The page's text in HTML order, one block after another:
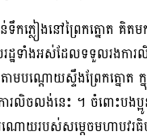
លៀងនៅព្រៃកត្នោត គិត
ទាំងអស់ដែលទទួលរងការលិ
ណ្ដោយស្ទឹងព្រែកត្នោត
ចលង់នេះ ។ ចំពោះបងប្អូន
របស់សម្តេចមហាបវរធិប